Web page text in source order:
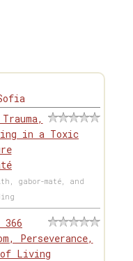
in a Toxic
gabor-maté, and
Perseverance,
Living